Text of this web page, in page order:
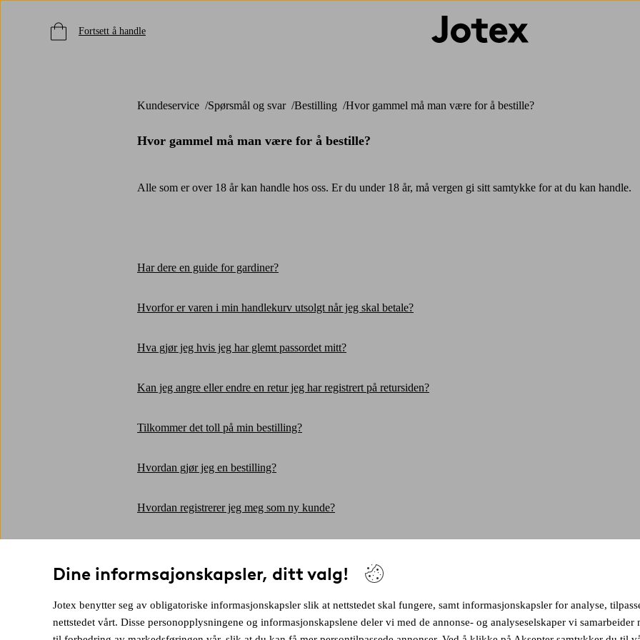
Dine informsajonskapsler, ditt valg!
Jotex benytter seg av obligatoriske informasjonskapsler slik at nettstedet skal fungere, samt informasjonskapsler for analyse,
nettstedet vårt. Disse personopplysningene og informasjonskapslene deler vi med de annonse- og analyseselskaper vi
Fortsett å handle
Kundeservice Spørsmål og svar Bestilling Hvor gammel må man være for å bestille?
Hvor gammel må man være for å bestille?
Alle som er over 18 år kan handle hos oss. Er du under 18 år, må vergen gi sitt samtykke for at du kan handle.
Har dere en guide for gardiner?
Hvorfor er varen i min handlekurv utsolgt når jeg skal betale?
Hva gjør jeg hvis jeg har glemt passordet mitt?
Kan jeg angre eller endre en retur jeg har registrert på retursiden?
Tilkommer det toll på min bestilling?
Hvordan gjør jeg en bestilling?
Hvordan registrerer jeg meg som ny kunde?
Har dere tips ved bestilling av gardiner?
Kan jeg bestille stoffprøver?